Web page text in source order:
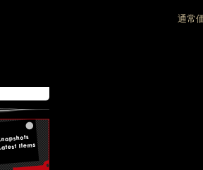
通常